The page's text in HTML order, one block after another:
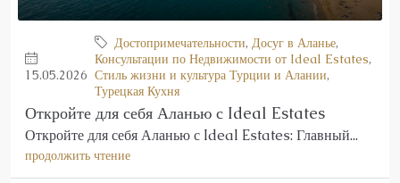
15.05.2026
Достопримечательности, Досуг в Аланье,
Консультации по Недвижимости от Ideal Estates,
Стиль жизни и культура Турции и Алании,
Турецкая Кухня
Откройте для себя Аланью с Ideal Estates
Откройте для себя Аланью с Ideal Estates: Главный...
продолжить чтение